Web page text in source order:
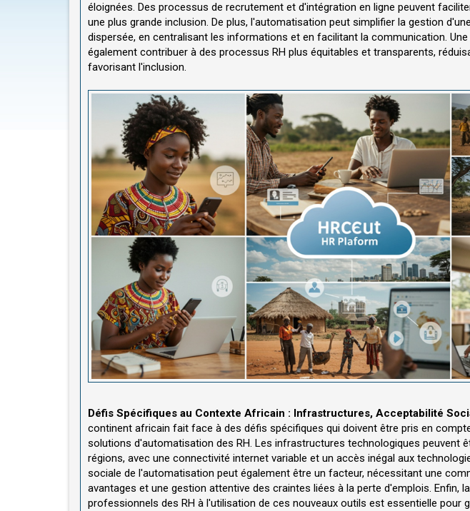
éloignées. Des processus de recrutement et d'intégration en ligne peuvent
une plus grande inclusion. De plus, l'automatisation peut simplifier la gestion
dispersée, en centralisant les informations et en facilitant la communication.
également contribuer à des processus RH plus équitables et transparents,
favorisant l'inclusion.
Défis Spécifiques au Contexte Africain : Infrastructures, Acceptabilité
continent africain fait face à des défis spécifiques qui doivent être pris en
solutions d'automatisation des RH. Les infrastructures technologiques peuvent
régions, avec une connectivité internet variable et un accès inégal aux
sociale de l'automatisation peut également être un facteur, nécessitant une
avantages et une gestion attentive des craintes liées à la perte d'emplois. Enfin,
professionnels des RH à l'utilisation de ces nouveaux outils est essentielle pour